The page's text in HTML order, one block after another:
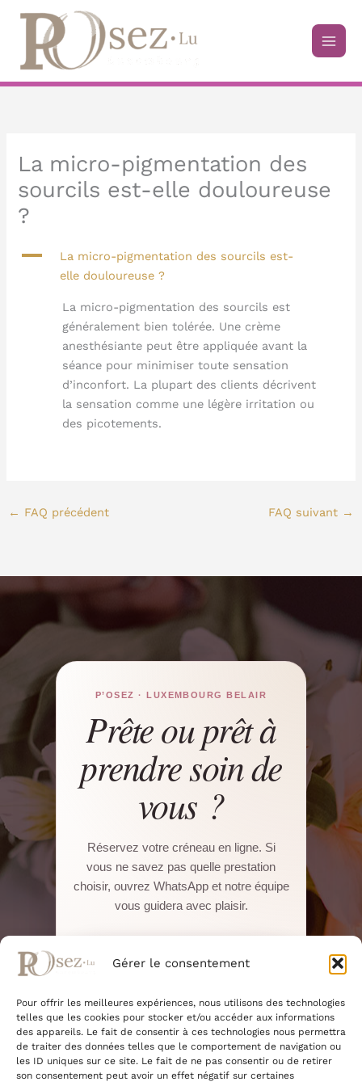
Gérer le consentement
Pour offrir les meilleures expériences, nous utilisons des technologies
telles que les cookies pour stocker et/ou accéder aux informations
des appareils. Le fait de consentir à ces technologies nous permettra
de traiter des données telles que le comportement de navigation ou
les ID uniques sur ce site. Le fait de ne pas consentir ou de retirer
son consentement peut avoir un effet négatif sur certaines
contenu
La micro-pigmentation des
sourcils est-elle douloureuse
?
A
La micro-pigmentation des sourcils est-
elle douloureuse ?
La micro-pigmentation des sourcils est
généralement bien tolérée. Une crème
anesthésiante peut être appliquée avant la
séance pour minimiser toute sensation
d’inconfort. La plupart des clients décrivent
la sensation comme une légère irritation ou
des picotements.
← FAQ précédent FAQ suivant →
P’OSEZ · LUXEMBOURG BELAIR
Prête ou prêt à
prendre soin de
vous ?
Réservez votre créneau en ligne. Si
vous ne savez pas quelle prestation
choisir, ouvrez WhatsApp et notre équipe
vous guidera avec plaisir.
Réserver sur Salonkee
WhatsApp direct
22, Boulevard Pierre Dupong · L-1430
Luxembourg